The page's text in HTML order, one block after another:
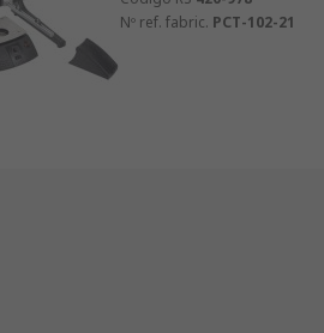
Nº ref. fabric. PCT-102-21